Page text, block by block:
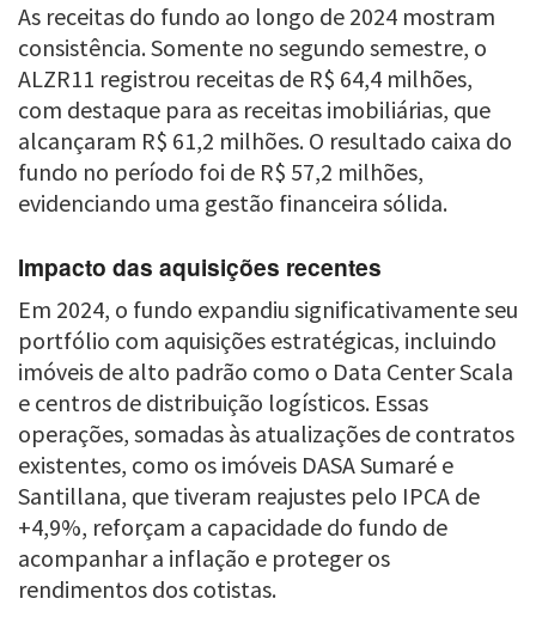
As receitas do fundo ao longo de 2024 mostram
consistência. Somente no segundo semestre, o
ALZR11 registrou receitas de R$ 64,4 milhões,
com destaque para as receitas imobiliárias, que
alcançaram R$ 61,2 milhões. O resultado caixa do
fundo no período foi de R$ 57,2 milhões,
evidenciando uma gestão financeira sólida.
Impacto das aquisições recentes
Em 2024, o fundo expandiu significativamente seu
portfólio com aquisições estratégicas, incluindo
imóveis de alto padrão como o Data Center Scala
e centros de distribuição logísticos. Essas
operações, somadas às atualizações de contratos
existentes, como os imóveis DASA Sumaré e
Santillana, que tiveram reajustes pelo IPCA de
+4,9%, reforçam a capacidade do fundo de
acompanhar a inflação e proteger os
rendimentos dos cotistas.